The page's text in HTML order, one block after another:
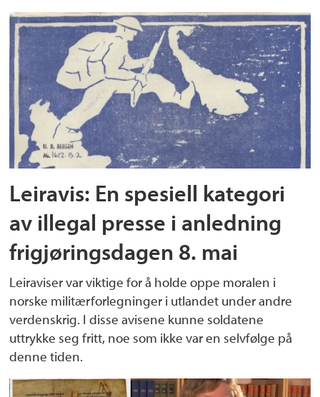
Leiravis: En spesiell kategori
av illegal presse i anledning
frigjøringsdagen 8. mai
Leiraviser var viktige for å holde oppe moralen i
norske militærforlegninger i utlandet under andre
verdenskrig. I disse avisene kunne soldatene
uttrykke seg fritt, noe som ikke var en selvfølge på
denne tiden.